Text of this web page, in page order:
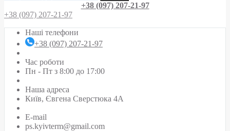
+38 (097) 207-21-97
+38 (097) 207-21-97
Наші телефони
+38 (097) 207-21-97
Час роботи
Пн - Пт з 8:00 до 17:00
Наша адреса
Київ, Євгена Сверстюка 4А
E-mail
ps.kyivterm@gmail.com